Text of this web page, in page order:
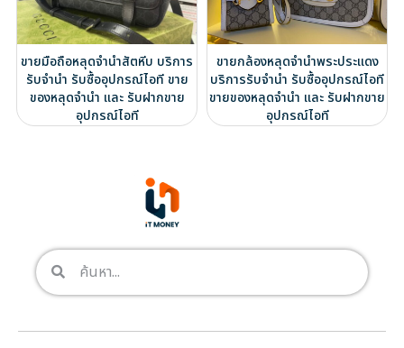
ขายมือถือหลุดจำนำสัตหีบ บริการ
รับจำนำ รับซื้ออุปกรณ์ไอที ขาย
ของหลุดจำนำ และ รับฝากขาย
อุปกรณ์ไอที
ขายกล้องหลุดจำนำพระประแดง
บริการรับจำนำ รับซื้ออุปกรณ์ไอที
ขายของหลุดจำนำ และ รับฝากขาย
อุปกรณ์ไอที